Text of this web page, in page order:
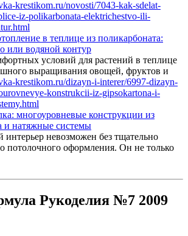
в теплице из поликарбоната:
или водяной контур
условий для растений в теплице
выращивания овощей, фруктов и
многоуровневые конструкции из
и натяжные системы
невозможен без тщательно
потолочного оформления. Он не только
Рукоделия №7 2009